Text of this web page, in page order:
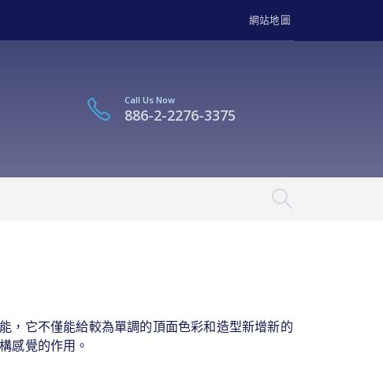
網站地圖
Call Us Now
886-2-2276-3375
，它不僅能給較為單調的頂面色彩和造型新增新的
感覺的作用。